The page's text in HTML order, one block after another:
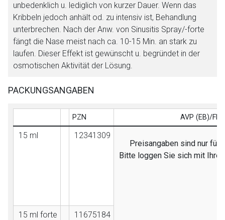
unbedenklich u. lediglich von kurzer Dauer. Wenn das
Kribbeln jedoch anhält od. zu intensiv ist, Behandlung
unterbrechen. Nach der Anw. von Sinusitis Spray/-forte
fängt die Nase meist nach ca. 10-15 Min. an stark zu
laufen. Dieser Effekt ist gewünscht u. begründet in der
osmotischen Aktivität der Lösung.
PACKUNGSANGABEN
PZN AVP (EB)/FB
15 ml
12341309
Preisangaben sind nur für
Bitte loggen Sie sich mit
15 ml forte 11675184